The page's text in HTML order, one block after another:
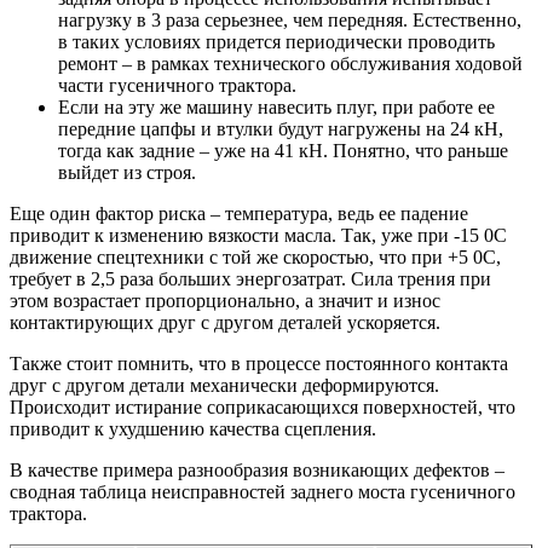
нагрузку в 3 раза серьезнее, чем передняя. Естественно,
в таких условиях придется периодически проводить
ремонт – в рамках технического обслуживания ходовой
части гусеничного трактора.
Если на эту же машину навесить плуг, при работе ее
передние цапфы и втулки будут нагружены на 24 кН,
тогда как задние – уже на 41 кН. Понятно, что раньше
выйдет из строя.
Еще один фактор риска – температура, ведь ее падение
приводит к изменению вязкости масла. Так, уже при -15 0С
движение спецтехники с той же скоростью, что при +5 0С,
требует в 2,5 раза больших энергозатрат. Сила трения при
этом возрастает пропорционально, а значит и износ
контактирующих друг с другом деталей ускоряется.
Также стоит помнить, что в процессе постоянного контакта
друг с другом детали механически деформируются.
Происходит истирание соприкасающихся поверхностей, что
приводит к ухудшению качества сцепления.
В качестве примера разнообразия возникающих дефектов –
сводная таблица неисправностей заднего моста гусеничного
трактора.